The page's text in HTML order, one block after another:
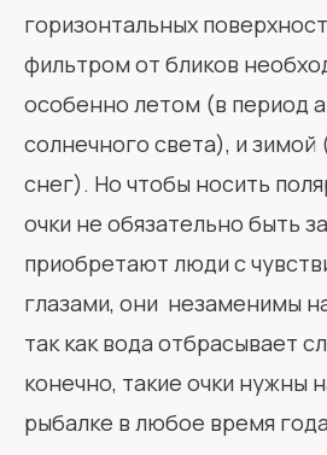
горизонтальных
фильтром от бликов
особенно летом (в период
солнечного света), и зимой
снег). Но чтобы носить
очки не обязательно быть
приобретают люди с
глазами, они незаменимы
так как вода отбрасывает
конечно, такие очки нужны
рыбалке в любое время